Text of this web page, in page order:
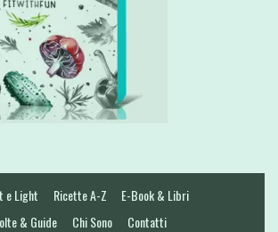
e Light Ricette A-Z
E-Book & Libri
& Guide
Chi Sono Contatti